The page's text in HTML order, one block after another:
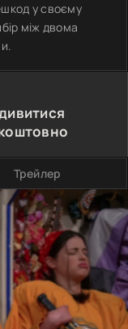
у своєму
між двома
Трейлер